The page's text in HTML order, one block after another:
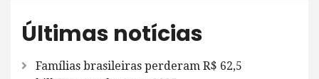
Últimas notícias
Famílias brasileiras perderam R$ 62,5